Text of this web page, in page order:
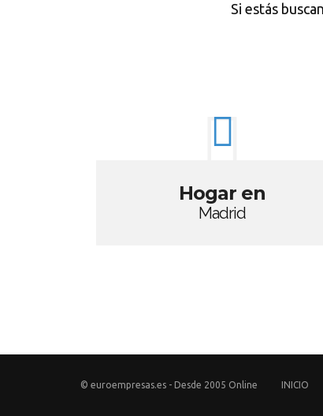
Si estás
Hogar en
Madrid
© euroempresas.es - Desde 2005 Online INICIO